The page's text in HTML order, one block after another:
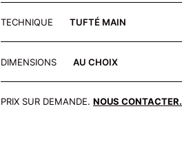
TECHNIQUE TUFTÉ MAIN
DIMENSIONS AU CHOIX
PRIX SUR DEMANDE. NOUS CONTACTER.